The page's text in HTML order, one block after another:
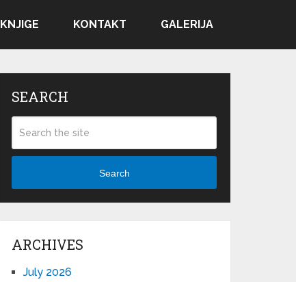
KNJIGE KONTAKT GALERIJA
SEARCH
Search
ARCHIVES
July 2026